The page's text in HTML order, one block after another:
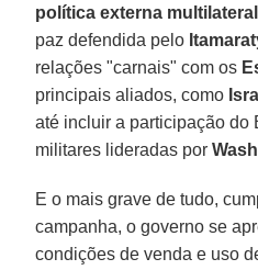
política externa multilateral
paz defendida pelo
relações "carnais" com os
principais aliados, como
até incluir a participação do
militares lideradas por
E o mais grave de tudo,
campanha, o governo se
condições de venda e uso